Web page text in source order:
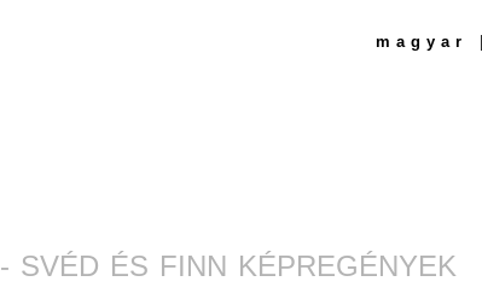
magyar
SVÉD ÉS FINN KÉPREGÉNYEK